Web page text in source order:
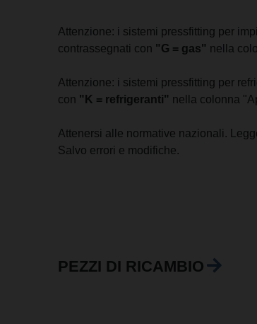
Attenzione: i sistemi pressfitting per
contrassegnati con "G = gas" nella
Attenzione: i sistemi pressfitting per
con "K = refrigeranti" nella colonna
Attenersi alle normative nazionali.
Salvo errori e modifiche.
PEZZI DI RICAMBIO